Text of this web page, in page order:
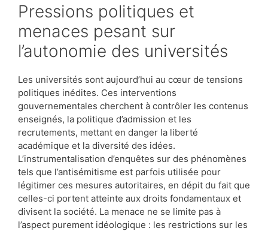
Pressions politiques et
menaces pesant sur
l’autonomie des universités
Les universités sont aujourd’hui au cœur de tensions
politiques inédites. Ces interventions
gouvernementales cherchent à contrôler les contenus
enseignés, la politique d’admission et les
recrutements, mettant en danger la liberté
académique et la diversité des idées.
L’instrumentalisation d’enquêtes sur des phénomènes
tels que l’antisémitisme est parfois utilisée pour
légitimer ces mesures autoritaires, en dépit du fait que
celles-ci portent atteinte aux droits fondamentaux et
divisent la société. La menace ne se limite pas à
l’aspect purement idéologique : les restrictions sur les